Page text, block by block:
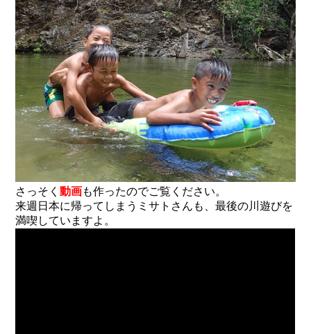
さっそく動画も作ったのでご覧ください。
来週日本に帰ってしまうミサトさんも、最後の川遊びを
満喫していますよ。